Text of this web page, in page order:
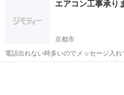
充電設備がほしい 防犯カメラを取付し
れたなど... ご家庭の困っ...
エアコン工事承り
京都市
電話出れない時多いのでメッセージ入れ
★丁寧な作業を心がけます★ ★電気工事士が伺